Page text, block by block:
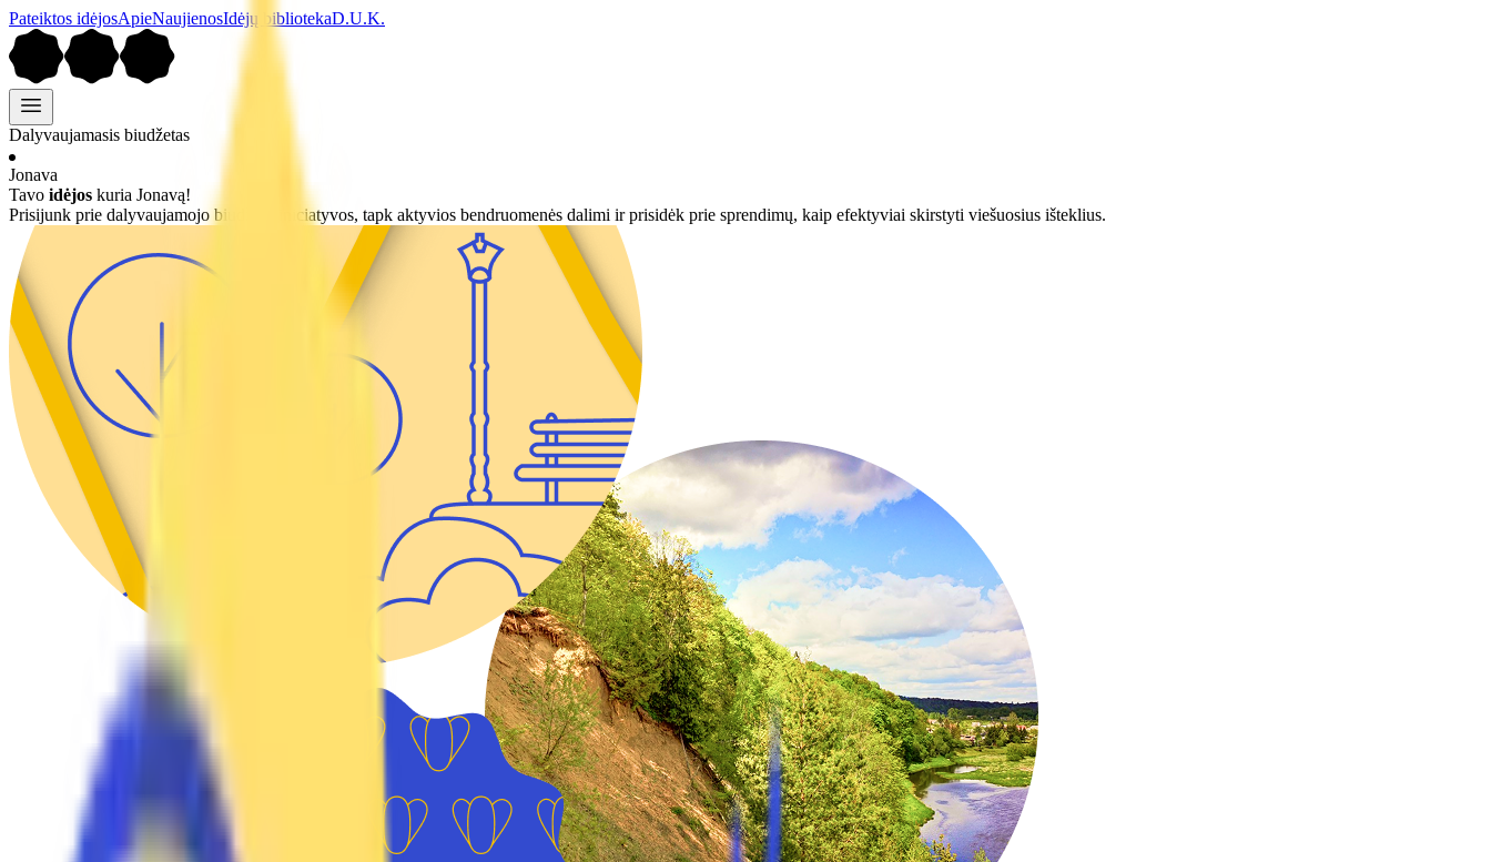
Pateiktos idėjosApieNaujienosIdėjų bibliotekaD.U.K.
Dalyvaujamasis biudžetas
Jonava
Tavo idėjos kuria Jonavą!
Prisijunk prie dalyvaujamojo biudžeto iniciatyvos, tapk aktyvios bendruomenės dalimi ir prisidėk prie sprendimų, kaip efektyviai skirstyti viešuosius išteklius.